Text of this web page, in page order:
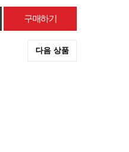
다음 상품